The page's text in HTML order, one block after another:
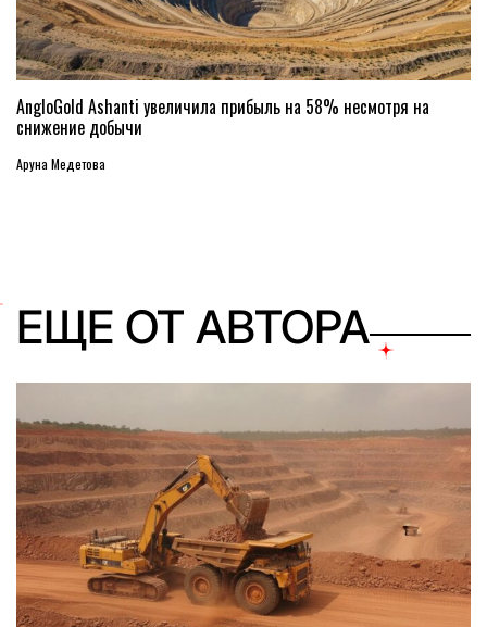
AngloGold Ashanti увеличила прибыль на 58% несмотря на
снижение добычи
Аруна Медетова
ЕЩЕ ОТ АВТОРА